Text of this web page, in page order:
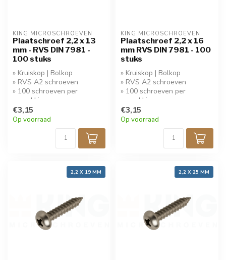
KING MICROSCHROEVEN
Plaatschroef 2,2 x 13
mm - RVS DIN 7981 -
100 stuks
» Kruiskop | Bolkop
» RVS A2 schroeven
» 100 schroeven per
verpakking
» Koop 5 stuks krijg 10%
korting!
€3,15
Op voorraad
KING MICROSCHROEVEN
Plaatschroef 2,2 x 16
mm RVS DIN 7981 - 100
stuks
» Kruiskop | Bolkop
» RVS A2 schroeven
» 100 schroeven per
verpakking
» Koop 5 stuks krijg 10%
korting!
€3,15
Op voorraad
2,2 X 19 MM 2,2 X 25 MM